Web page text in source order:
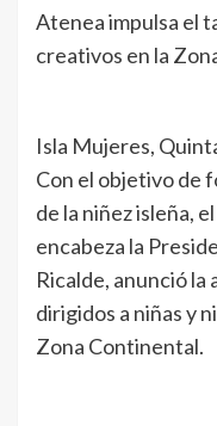
Atenea impulsa el
creativos en la
Isla Mujeres,
Con el objetivo de
de la niñez isleña,
encabeza la
Ricalde, anunció
dirigidos a niñas y
Zona Continental.